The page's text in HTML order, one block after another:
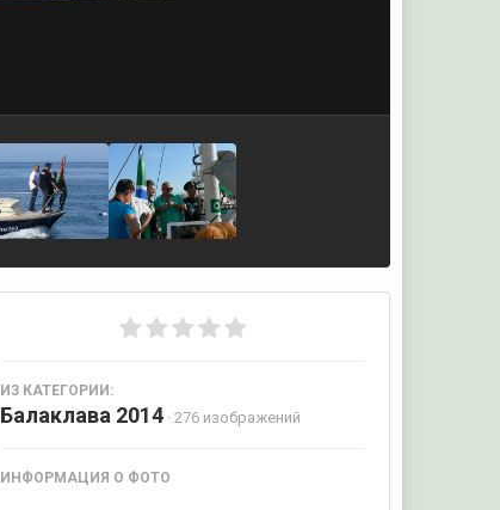
ИЗ КАТЕГОРИИ:
Балаклава 2014 · 276 изображений
ИНФОРМАЦИЯ О ФОТО